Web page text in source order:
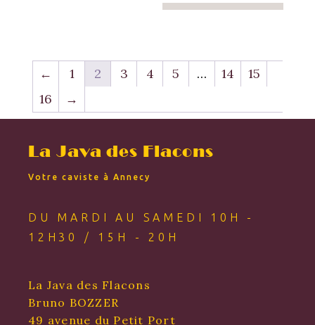
← 1 2 3 4 5 … 14
15
16
→
La Java des Flacons
Votre caviste à Annecy
DU MARDI AU SAMEDI 10H -
12H30 / 15H - 20H
La Java des Flacons
Bruno BOZZER
49 avenue du Petit Port